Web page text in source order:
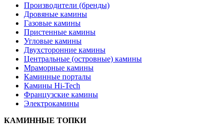
Производители (бренды)
Дровяные камины
Газовые камины
Пристенные камины
Угловые камины
Двухсторонние камины
Центральные (островные) камины
Мраморные камины
Каминные порталы
Камины Hi-Tech
Французские камины
Электрокамины
КАМИННЫЕ ТОПКИ